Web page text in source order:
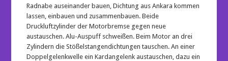
Radnabe auseinander bauen, Dichtung aus Ankara kommen
lassen, einbauen und zusammenbauen. Beide
Druckluftzylinder der Motorbremse gegen neue
austauschen. Alu-Auspuff schweißen. Beim Motor an drei
Zylindern die Stößelstangendichtungen tauschen. An einer
Doppelgelenkwelle ein Kardangelenk austauschen, dazu ein